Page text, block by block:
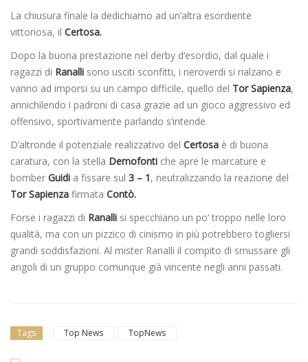
La chiusura finale la dedichiamo ad un’altra esordiente
vittoriosa, il Certosa.
Dopo la buona prestazione nel derby d’esordio, dal quale i
ragazzi di Ranalli sono usciti sconfitti, i neroverdi si rialzano e
vanno ad imporsi su un campo difficile, quello del Tor Sapienza,
annichilendo i padroni di casa grazie ad un gioco aggressivo ed
offensivo, sportivamente parlando s’intende.
D’altronde il potenziale realizzativo del Certosa è di buona
caratura, con la stella Demofonti che apre le marcature e
bomber Guidi a fissare sul 3 – 1, neutralizzando la reazione del
Tor Sapienza firmata Contò.
Forse i ragazzi di Ranalli si specchiano un po’ troppo nelle loro
qualità, ma con un pizzico di cinismo in più potrebbero togliersi
grandi soddisfazioni. Al mister Ranalli il compito di smussare gli
angoli di un gruppo comunque già vincente negli anni passati.
Tags Top News TopNews